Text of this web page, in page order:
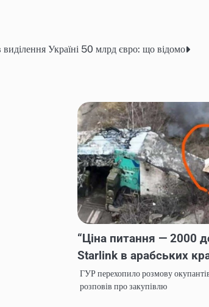
Україні 50 млрд євро: що відомо
“Ціна питання — 2000
Starlink в арабських
ГУР перехопило розмову
розповів про закупівлю